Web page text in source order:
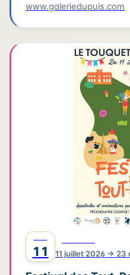
www.galeriedupuis.com
11 11 juillet 2026 → 23